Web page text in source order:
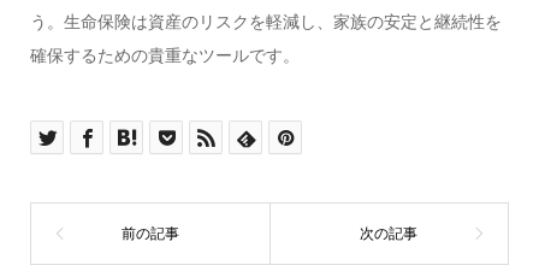
う。生命保険は資産のリスクを軽減し、家族の安定と継続性を
確保するための貴重なツールです。